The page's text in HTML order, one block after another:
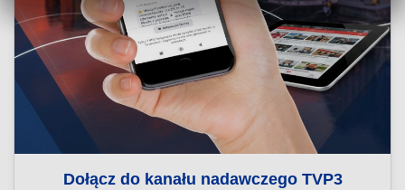
Dołącz do kanału nadawczego TVP3